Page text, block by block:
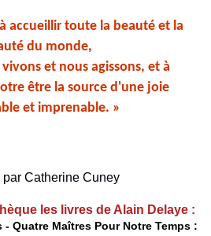
accueillir toute la beauté et la
du monde,
vivons et nous agissons, et à
être la source d'une joie
et imprenable. »
par Catherine Cuney
les livres de Alain Delaye :
Quatre Maîtres Pour Notre Temps :